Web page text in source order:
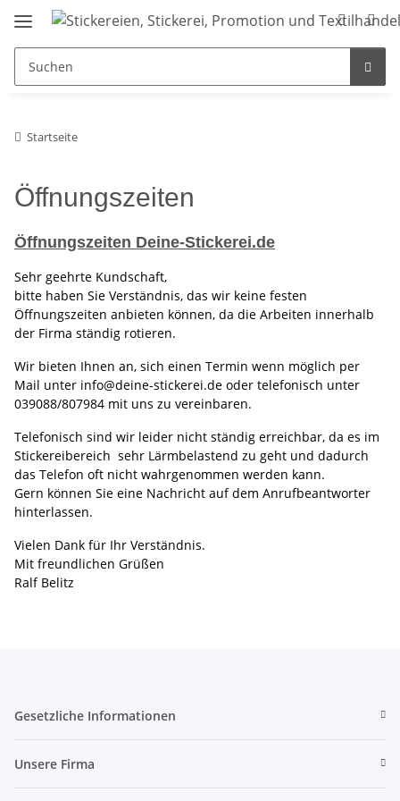
Startseite
Öffnungszeiten
Öffnungszeiten Deine-Stickerei.de
Sehr geehrte Kundschaft,
bitte haben Sie Verständnis, das wir keine festen
Öffnungszeiten anbieten können, da die Arbeiten innerhalb
der Firma ständig rotieren.
Wir bieten Ihnen an, sich einen Termin wenn möglich per
Mail unter info@deine-stickerei.de oder telefonisch unter
039088/807984 mit uns zu vereinbaren.
Telefonisch sind wir leider nicht ständig erreichbar, da es im
Stickereibereich sehr Lärmbelastend zu geht und dadurch
das Telefon oft nicht wahrgenommen werden kann.
Gern können Sie eine Nachricht auf dem Anrufbeantworter
hinterlassen.
Vielen Dank für Ihr Verständnis.
Mit freundlichen Grüßen
Ralf Belitz
Gesetzliche Informationen
Unsere Firma